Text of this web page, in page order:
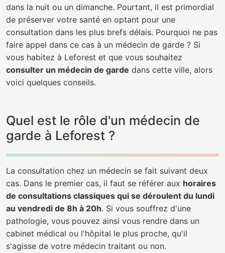
dans la nuit ou un dimanche. Pourtant, il est primordial
de préserver votre santé en optant pour une
consultation dans les plus brefs délais. Pourquoi ne pas
faire appel dans ce cas à un médecin de garde ? Si
vous habitez à Leforest et que vous souhaitez
consulter un médecin de garde dans cette ville, alors
voici quelques conseils.
Quel est le rôle d'un médecin de
garde à Leforest ?
La consultation chez un médecin se fait suivant deux
cas. Dans le premier cas, il faut se référer aux horaires
de consultations classiques qui se déroulent du lundi
au vendredi de 8h à 20h. Si vous souffrez d'une
pathologie, vous pouvez ainsi vous rendre dans un
cabinet médical ou l'hôpital le plus proche, qu'il
s'agisse de votre médecin traitant ou non.